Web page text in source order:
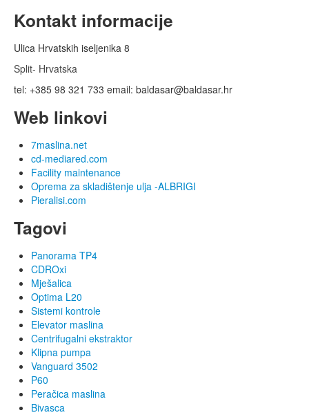
Kontakt informacije
Ulica Hrvatskih iseljenika 8
Split- Hrvatska
tel: +385 98 321 733 email: baldasar@baldasar.hr
Web linkovi
7maslina.net
cd-mediared.com
Facility maintenance
Oprema za skladištenje ulja -ALBRIGI
Pieralisi.com
Tagovi
Panorama TP4
CDROxi
Mješalica
Optima L20
Sistemi kontrole
Elevator maslina
Centrifugalni ekstraktor
Klipna pumpa
Vanguard 3502
P60
Peračica maslina
Bivasca